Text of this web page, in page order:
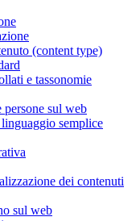
(content type)
e tassonomie
sul web
semplice
dei contenuti
sul web